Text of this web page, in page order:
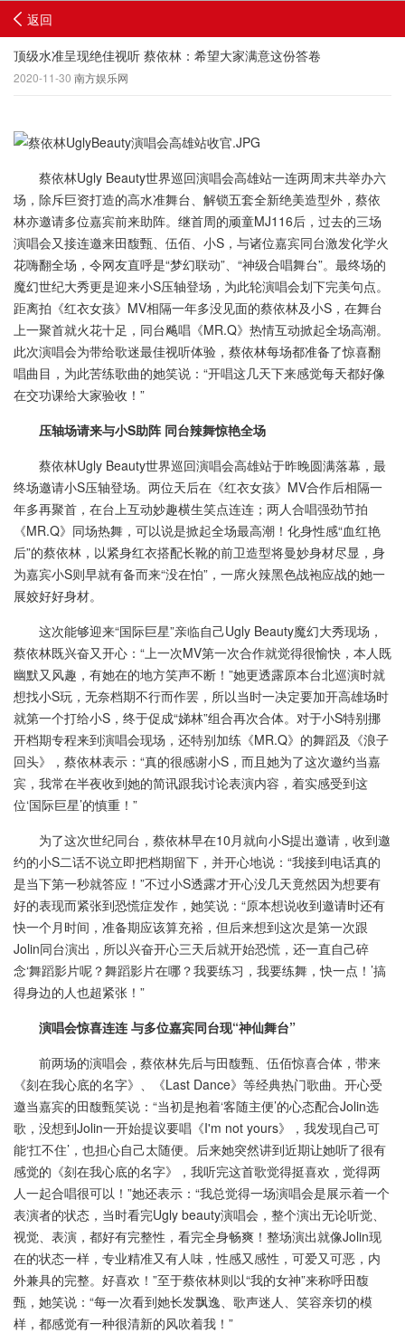
返回
顶级水准呈现绝佳视听 蔡依林：希望大家满意这份答卷
2020-11-30 南方娱乐网
蔡依林Ugly Beauty世界巡回演唱会高雄站一连两周末共举办六
场，除斥巨资打造的高水准舞台、解锁五套全新绝美造型外，蔡依
林亦邀请多位嘉宾前来助阵。继首周的顽童MJ116后，过去的三场
演唱会又接连邀来田馥甄、伍佰、小S，与诸位嘉宾同台激发化学火
花嗨翻全场，令网友直呼是“梦幻联动”、“神级合唱舞台”。最终场的
魔幻世纪大秀更是迎来小S压轴登场，为此轮演唱会划下完美句点。
距离拍《红衣女孩》MV相隔一年多没见面的蔡依林及小S，在舞台
上一聚首就火花十足，同台飚唱《MR.Q》热情互动掀起全场高潮。
此次演唱会为带给歌迷最佳视听体验，蔡依林每场都准备了惊喜翻
唱曲目，为此苦练歌曲的她笑说：“开唱这几天下来感觉每天都好像
在交功课给大家验收！”
压轴场请来与小S助阵 同台辣舞惊艳全场
蔡依林Ugly Beauty世界巡回演唱会高雄站于昨晚圆满落幕，最
终场邀请小S压轴登场。两位天后在《红衣女孩》MV合作后相隔一
年多再聚首，在台上互动妙趣横生笑点连连；两人合唱强劲节拍
《MR.Q》同场热舞，可以说是掀起全场最高潮！化身性感“血红艳
后”的蔡依林，以紧身红衣搭配长靴的前卫造型将曼妙身材尽显，身
为嘉宾小S则早就有备而来“没在怕”，一席火辣黑色战袍应战的她一
展姣好好身材。
这次能够迎来“国际巨星”亲临自己Ugly Beauty魔幻大秀现场，
蔡依林既兴奋又开心：“上一次MV第一次合作就觉得很愉快，本人既
幽默又风趣，有她在的地方笑声不断！”她更透露原本台北巡演时就
想找小S玩，无奈档期不行而作罢，所以当时一决定要加开高雄场时
就第一个打给小S，终于促成“娣林”组合再次合体。对于小S特别挪
开档期专程来到演唱会现场，还特别加练《MR.Q》的舞蹈及《浪子
回头》，蔡依林表示：“真的很感谢小S，而且她为了这次邀约当嘉
宾，我常在半夜收到她的简讯跟我讨论表演内容，着实感受到这
位‘国际巨星’的慎重！”
为了这次世纪同台，蔡依林早在10月就向小S提出邀请，收到邀
约的小S二话不说立即把档期留下，并开心地说：“我接到电话真的
是当下第一秒就答应！”不过小S透露才开心没几天竟然因为想要有
好的表现而紧张到恐慌症发作，她笑说：“原本想说收到邀请时还有
快一个月时间，准备期应该算充裕，但后来想到这次是第一次跟
Jolin同台演出，所以兴奋开心三天后就开始恐慌，还一直自己碎
念‘舞蹈影片呢？舞蹈影片在哪？我要练习，我要练舞，快一点！’搞
得身边的人也超紧张！”
演唱会惊喜连连 与多位嘉宾同台现“神仙舞台”
前两场的演唱会，蔡依林先后与田馥甄、伍佰惊喜合体，带来
《刻在我心底的名字》、《Last Dance》等经典热门歌曲。开心受
邀当嘉宾的田馥甄笑说：“当初是抱着‘客随主便’的心态配合Jolin选
歌，没想到Jolin一开始提议要唱《I'm not yours》，我发现自己可
能‘扛不住’，也担心自己太随便。后来她突然讲到近期让她听了很有
感觉的《刻在我心底的名字》，我听完这首歌觉得挺喜欢，觉得两
人一起合唱很可以！”她还表示：“我总觉得一场演唱会是展示着一个
表演者的状态，当时看完Ugly beauty演唱会，整个演出无论听觉、
视觉、表演，都好有完整性，看完全身畅爽！整场演出就像Jolin现
在的状态一样，专业精准又有人味，性感又感性，可爱又可恶，内
外兼具的完整。好喜欢！”至于蔡依林则以“我的女神”来称呼田馥
甄，她笑说：“每一次看到她长发飘逸、歌声迷人、笑容亲切的模
样，都感觉有一种很清新的风吹着我！”